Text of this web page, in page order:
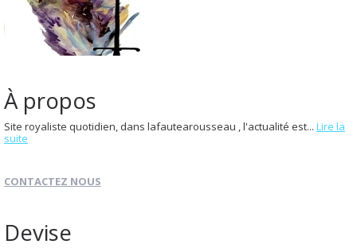
À propos
Site royaliste quotidien, dans lafautearousseau , l'actualité est... Lire la
suite
CONTACTEZ NOUS
Devise